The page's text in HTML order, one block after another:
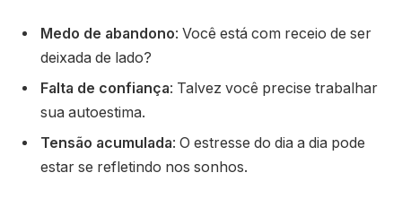
Medo de abandono: Você está com receio de ser
deixada de lado?
Falta de confiança: Talvez você precise trabalhar
sua autoestima.
Tensão acumulada: O estresse do dia a dia pode
estar se refletindo nos sonhos.